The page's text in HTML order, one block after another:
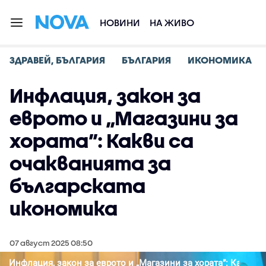
НОВИНИ НА ЖИВО
ЗДРАВЕЙ, БЪЛГАРИЯ БЪЛГАРИЯ ИКОНОМИКА
Инфлация, закон за
еврото и „Магазини за
хората”: Какви са
очакванията за
българската
икономика
07 август 2025 08:50